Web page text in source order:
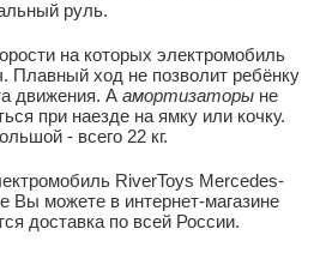
руль.
на которых электромобиль
Плавный ход не позволит ребёнку
движения. А амортизаторыне
при наезде на ямку или кочку.
- всего 22 кг.
RiverToys Mercedes-
Вы можете в интернет-магазине
доставка по всей России.